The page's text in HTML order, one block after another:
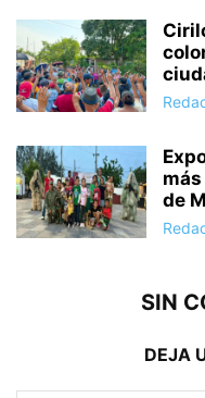
de
SIN
DEJA